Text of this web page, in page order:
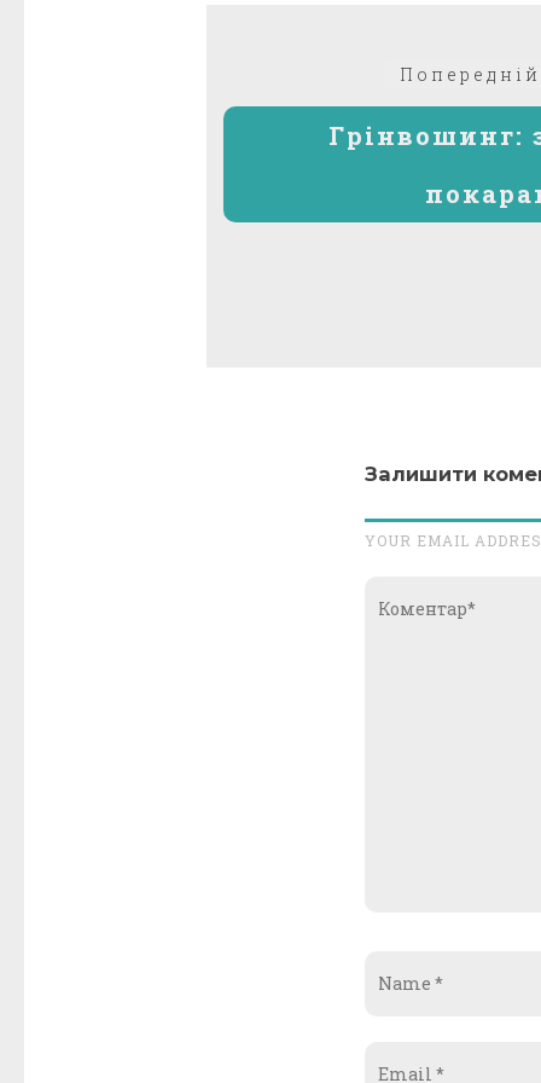
Грінвошинг:
Залишити
YOUR EMAIL